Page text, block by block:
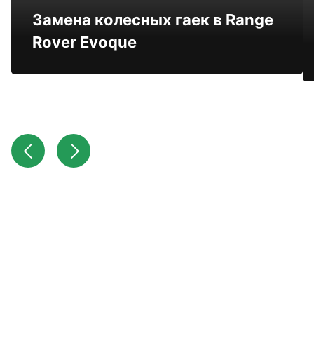
Замена колесных гаек в Range
Rover Evoque